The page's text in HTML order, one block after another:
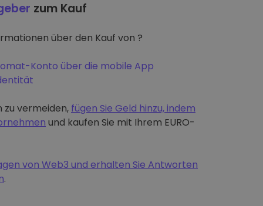
zum Kauf
über den Kauf von ?
Konto über die mobile App
vermeiden, fügen Sie Geld hinzu, indem
und kaufen Sie mit Ihrem EURO-
von Web3 und erhalten Sie Antworten
.